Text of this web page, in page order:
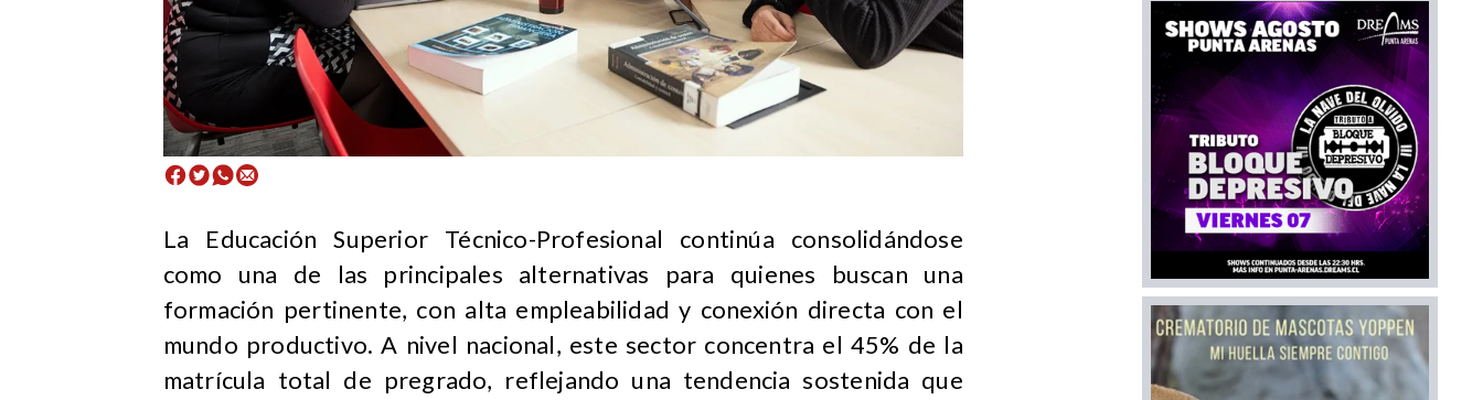
La Educación Superior Técnico-Profesional continúa consolidándose
como una de las principales alternativas para quienes buscan una
formación pertinente, con alta empleabilidad y conexión directa con el
mundo productivo. A nivel nacional, este sector concentra el 45% de la
matrícula total de pregrado, reflejando una tendencia sostenida que